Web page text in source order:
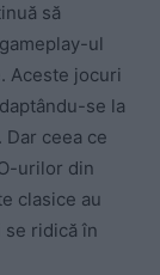
să
ul
Aceste jocuri
se la
ceea ce
urilor din
clasice au
ridică în